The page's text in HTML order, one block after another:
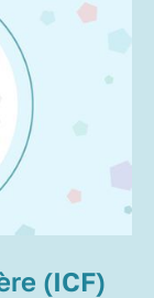
(ICF)